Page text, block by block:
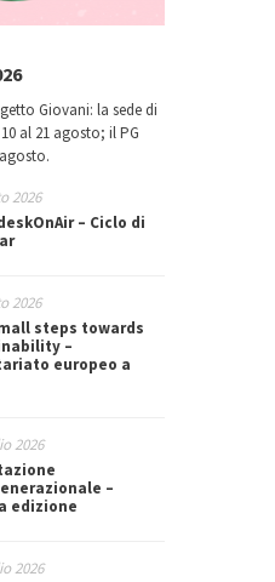
Giovani: la sede di
al 21 agosto; il PG
2026
– Ciclo di
2026
steps towards
–
europeo a
2026
–
edizione
2026